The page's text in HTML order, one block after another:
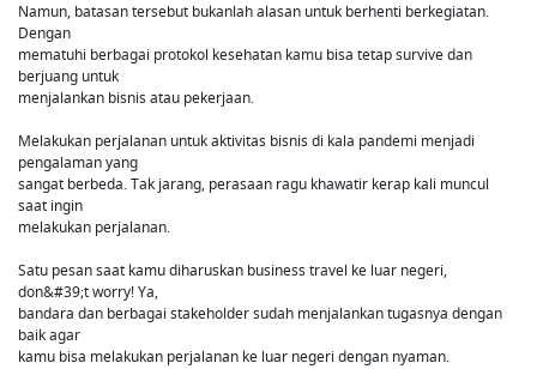
Namun, batasan tersebut bukanlah alasan untuk berhenti berkegiatan.
Dengan
mematuhi berbagai protokol kesehatan kamu bisa tetap survive dan
berjuang untuk
menjalankan bisnis atau pekerjaan.
Melakukan perjalanan untuk aktivitas bisnis di kala pandemi menjadi
pengalaman yang
sangat berbeda. Tak jarang, perasaan ragu khawatir kerap kali muncul
saat ingin
melakukan perjalanan.
Satu pesan saat kamu diharuskan business travel ke luar negeri,
don&#39;t worry! Ya,
bandara dan berbagai stakeholder sudah menjalankan tugasnya dengan
baik agar
kamu bisa melakukan perjalanan ke luar negeri dengan nyaman.